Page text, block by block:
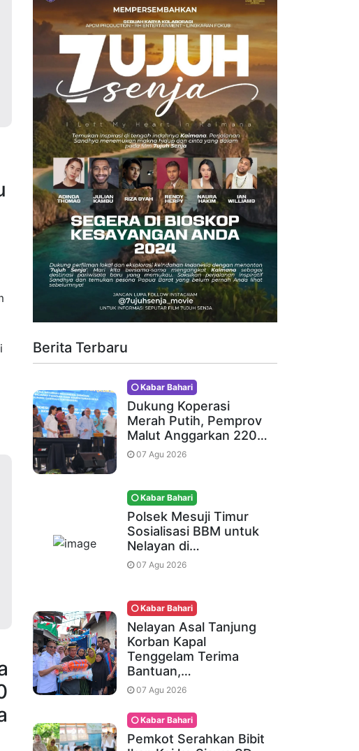
Berita Terbaru
Kabar Bahari
Dukung Koperasi
Merah Putih, Pemprov
Malut Anggarkan 220…
07 Agu 2026
Kabar Bahari
Polsek Mesuji Timur
Sosialisasi BBM untuk
Nelayan di…
07 Agu 2026
Kabar Bahari
Nelayan Asal Tanjung
Korban Kapal
Tenggelam Terima
Bantuan,…
07 Agu 2026
Kabar Bahari
Pemkot Serahkan Bibit